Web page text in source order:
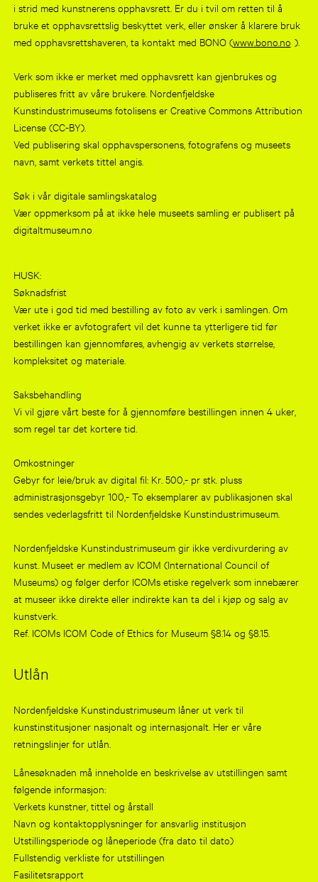
i strid med kunstnerens opphavsrett. Er du i tvil om retten til å
bruke et opphavsrettslig beskyttet verk, eller ønsker å klarere bruk
med opphavsrettshaveren, ta kontakt med BONO (www.bono.no ).
Verk som ikke er merket med opphavsrett kan gjenbrukes og
publiseres fritt av våre brukere. Nordenfjeldske
Kunstindustrimuseums fotolisens er Creative Commons Attribution
License (CC-BY).
Ved publisering skal opphavspersonens, fotografens og museets
navn, samt verkets tittel angis.
Søk i vår digitale samlingskatalog
Vær oppmerksom på at ikke hele museets samling er publisert på
digitaltmuseum.no
HUSK:
Søknadsfrist
Vær ute i god tid med bestilling av foto av verk i samlingen. Om
verket ikke er avfotografert vil det kunne ta ytterligere tid før
bestillingen kan gjennomføres, avhengig av verkets størrelse,
kompleksitet og materiale.
Saksbehandling
Vi vil gjøre vårt beste for å gjennomføre bestillingen innen 4 uker,
som regel tar det kortere tid.
Omkostninger
Gebyr for leie/bruk av digital fil: Kr. 500,- pr stk. pluss
administrasjonsgebyr 100,- To eksemplarer av publikasjonen skal
sendes vederlagsfritt til Nordenfjeldske Kunstindustrimuseum.
Nordenfjeldske Kunstindustrimuseum gir ikke verdivurdering av
kunst. Museet er medlem av ICOM (International Council of
Museums) og følger derfor ICOMs etiske regelverk som innebærer
at museer ikke direkte eller indirekte kan ta del i kjøp og salg av
kunstverk.
Ref. ICOMs ICOM Code of Ethics for Museum §8.14 og §8.15.
Utlån
Nordenfjeldske Kunstindustrimuseum låner ut verk til
kunstinstitusjoner nasjonalt og internasjonalt. Her er våre
retningslinjer for utlån.
Lånesøknaden må inneholde en beskrivelse av utstillingen samt
følgende informasjon:
Verkets kunstner, tittel og årstall
Navn og kontaktopplysninger for ansvarlig institusjon
Utstillingsperiode og låneperiode (fra dato til dato)
Fullstendig verkliste for utstillingen
Fasilitetsrapport